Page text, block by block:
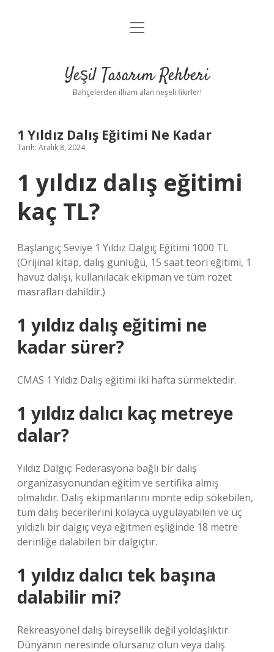
Anasayfa
Yasal Uyarı
menüyü
Yeşil Tasarım Rehberi
Bahçelerden ilham alan neşeli fikirler!
1 Yıldız Dalış Eğitimi Ne Kadar
Tarih: Aralık 8, 2024
1 yıldız dalış eğitimi
kaç TL?
Başlangıç ​​Seviye 1 Yıldız Dalgıç Eğitimi 1000 TL
(Orijinal kitap, dalış günlüğü, 15 saat teori eğitimi, 1
havuz dalışı, kullanılacak ekipman ve tüm rozet
masrafları dahildir.)
1 yıldız dalış eğitimi ne
kadar sürer?
CMAS 1 Yıldız Dalış eğitimi iki hafta sürmektedir.
1 yıldız dalıcı kaç metreye
dalar?
Yıldız Dalgıç: Federasyona bağlı bir dalış
organizasyonundan eğitim ve sertifika almış
olmalıdır. Dalış ekipmanlarını monte edip sökebilen,
tüm dalış becerilerini kolayca uygulayabilen ve üç
yıldızlı bir dalgıç veya eğitmen eşliğinde 18 metre
derinliğe dalabilen bir dalgıçtır.
1 yıldız dalıcı tek başına
dalabilir mi?
Rekreasyonel dalış bireysellik değil yoldaşlıktır.
Dünyanın neresinde olursanız olun veya dalış